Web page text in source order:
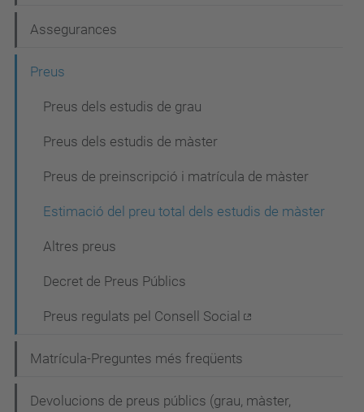
g
a
Assegurances
Preus
Preus dels estudis de grau
Preus dels estudis de màster
Preus de preinscripció i matrícula de màster
Estimació del preu total dels estudis de màster
Altres preus
Decret de Preus Públics
Preus regulats pel Consell Social
Matrícula-Preguntes més freqüents
Devolucions de preus públics (grau, màster,